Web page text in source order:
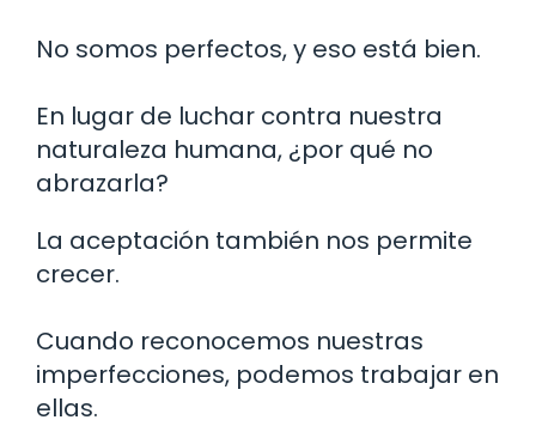
No somos perfectos, y eso está bien.
En lugar de luchar contra nuestra
naturaleza humana, ¿por qué no
abrazarla?
La aceptación también nos permite
crecer.
Cuando reconocemos nuestras
imperfecciones, podemos trabajar en
ellas.